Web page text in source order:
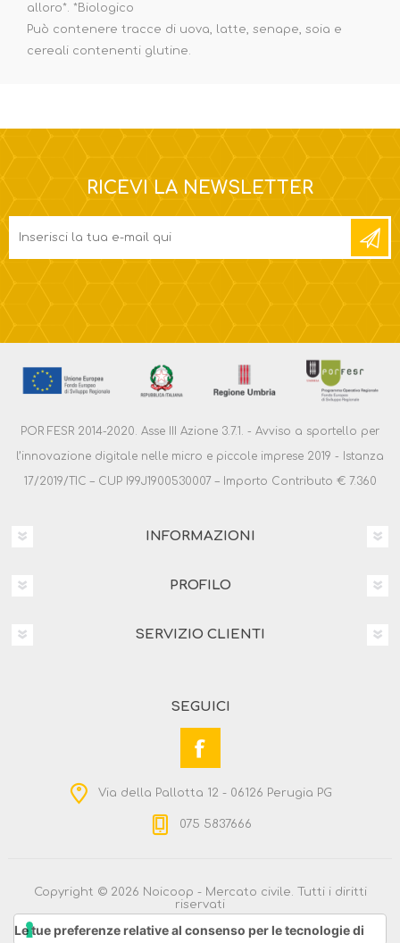
alloro*. *Biologico
Può contenere tracce di uova, latte, senape, soia e
cereali contenenti glutine.
RICEVI LA NEWSLETTER
POR FESR 2014-2020. Asse III Azione 3.7.1. - Avviso a sportello per
l’innovazione digitale nelle micro e piccole imprese 2019 - Istanza
17/2019/TIC – CUP I99J1900530007 – Importo Contributo € 7.360
INFORMAZIONI
PROFILO
SERVIZIO CLIENTI
SEGUICI
Via della Pallotta 12 - 06126 Perugia PG
075 5837666
Copyright © 2026 Noicoop - Mercato civile. Tutti i diritti
riservati
Le tue preferenze relative al consenso per le tecnologie di